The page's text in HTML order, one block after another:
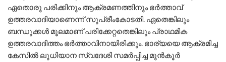
ഏതൊരു പരിക്കിനും ആക്രമണത്തിനും ഭർത്താവ്
ഉത്തരവാദിയാണെന്ന് സുപ്രീംകോടതി. ഏതെങ്കിലും
ബന്ധുക്കൾ മൂലമാണ് പരിക്കേറ്റതെങ്കിലും പ്രാഥമിക
ഉത്തരവാദിത്തം ഭർത്താവിനായിരിക്കും. ഭാര്യയെ ആക്രമിച്ച
കേസിൽ ലുധിയാന സ്വദേശി സമർപ്പിച്ച മുൻകൂർ